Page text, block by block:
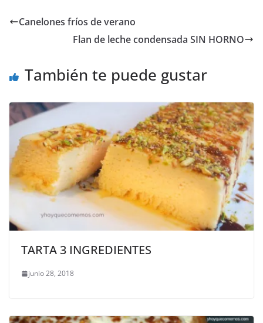
Canelones fríos de verano
Flan de leche condensada SIN HORNO
También te puede gustar
TARTA 3 INGREDIENTES
junio 28, 2018